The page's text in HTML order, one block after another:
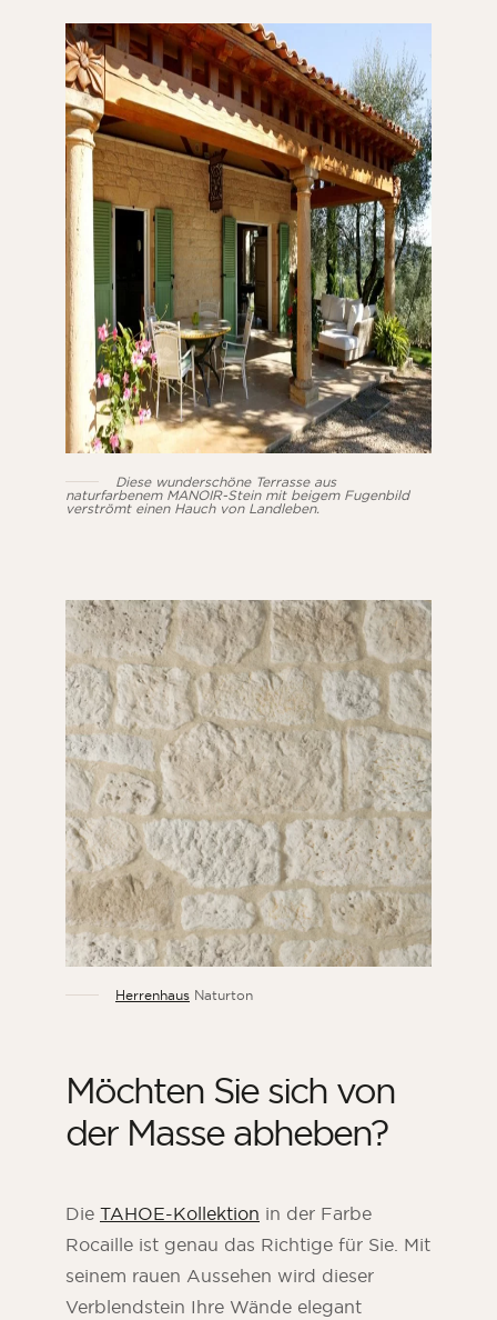
Diese wunderschöne Terrasse aus
naturfarbenem MANOIR-Stein mit beigem Fugenbild
verströmt einen Hauch von Landleben.
Herrenhaus Naturton
Möchten Sie sich von
der Masse abheben?
Die TAHOE-Kollektion in der Farbe
Rocaille ist genau das Richtige für Sie. Mit
seinem rauen Aussehen wird dieser
Verblendstein Ihre Wände elegant